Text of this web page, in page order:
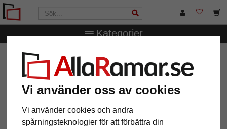
Vi använder oss av cookies
Vi använder cookies och andra
spårningsteknologier för att förbättra din
Kategorier
AllaRamar.se Ramstorlek
för 5 bilder
Lola galleriram för 5 bilder